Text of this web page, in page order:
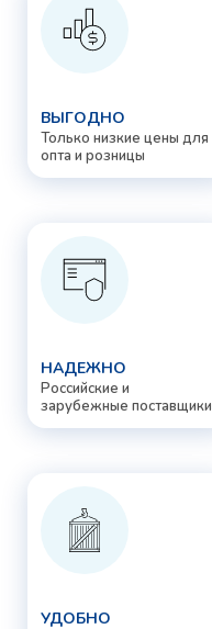
ВЫГОДНО
Только низкие цены для
опта и розницы
НАДЕЖНО
Российские и
зарубежные поставщики
УДОБНО